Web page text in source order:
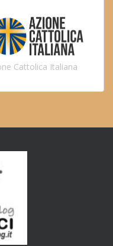
Cattolica Italiana